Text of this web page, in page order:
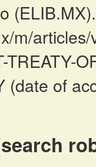
m/
TREATY-
(date of